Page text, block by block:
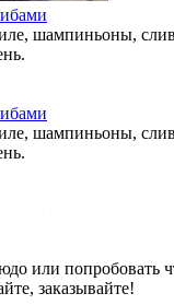
шампиньоны,
шампиньоны,
или попробовать
заказывайте!